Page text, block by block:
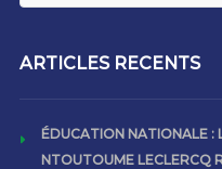
ARTICLES RECENTS
ÉDUCATION NATIONALE :
NTOUTOUME LECLERCQ